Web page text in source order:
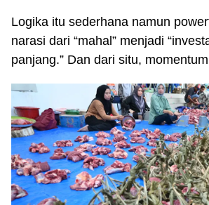
Logika itu sederhana namun
narasi dari “mahal” menjadi
panjang.” Dan dari situ,